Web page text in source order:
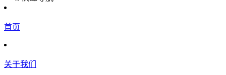
首页
关于我们